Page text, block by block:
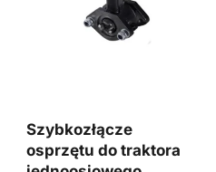
Szybkozłącze
osprzętu do traktora